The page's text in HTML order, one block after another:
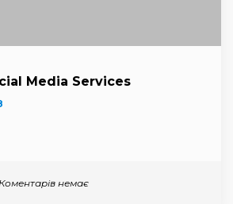
Media Services
Коментарів немає